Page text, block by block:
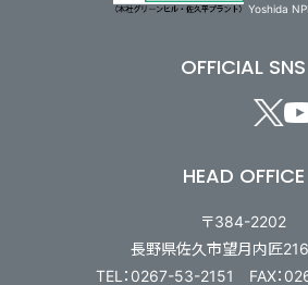
Yoshida
OFFICIAL SNS
HEAD OFFICE
〒384-2202
長野県佐久市望月内匠
TEL：0267-53-2151 FAX：